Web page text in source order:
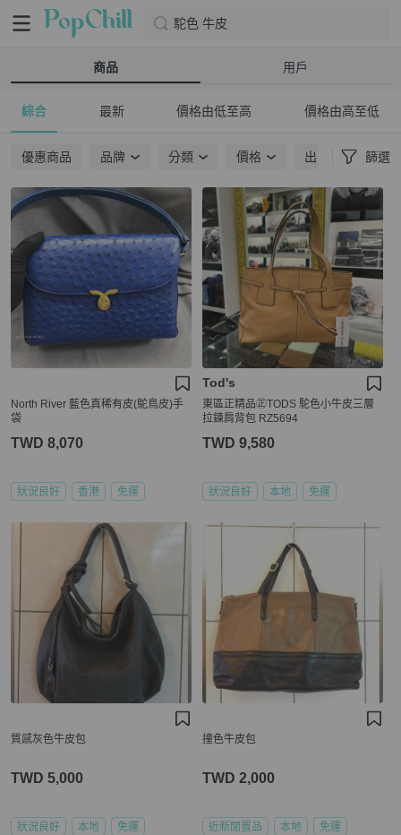
駝色 牛皮
商品 用戶
綜合 最新 價格由低至高 價格由高至低
優惠商品 品牌 分類 價格 出貨地點 篩選
North River 藍色真稀有皮(鴕鳥皮)手
袋
TWD 8,070
狀況良好 香港 免運
Tod's
東區正精品㊣TODS 駝色小牛皮三層
拉鍊肩背包 RZ5694
TWD 9,580
狀況良好 本地 免運
質感灰色牛皮包
TWD 5,000
狀況良好 本地 免運
撞色牛皮包
TWD 2,000
近新閒置品 本地 免運